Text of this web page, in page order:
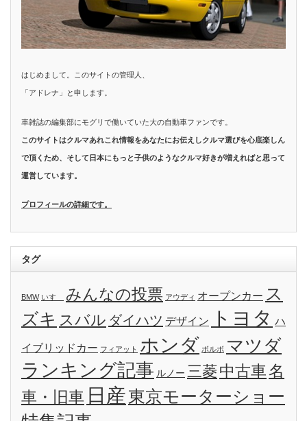
はじめまして。このサイトの管理人、
「アドレナ」と申します。
車雑誌の編集部にモグリで働いていた大の自動車ファンです。
このサイトはクルマあれこれ情報をあなたにお伝えしクルマ選びを心底楽しん
で頂くため、そして日本にもっと子供のようなクルマ好きが増えればと思って
運営しています。
プロフィールの詳細です。
タグ
BMW いすゞ みんなの投票 アウディ オープンカー ス
ズキ スバル ダイハツ デザイン トヨタ ハ
イブリッドカー フィアット ホンダ ボルボ マツダ
ランキング記事 ルノー 三菱 中古車名
車・旧車 日産東京モーターショー